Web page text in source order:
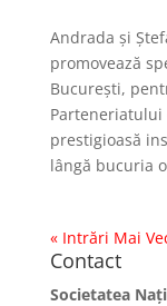
Andrada și
promovează
București,
prestigioasă
lângă bucuria
« Intrări Mai
Contact
Societatea